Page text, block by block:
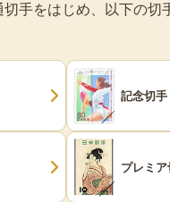
手をはじめ、以下の切
記念切手
プレミ